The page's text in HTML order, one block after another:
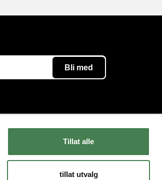
Tillat alle
tillat utvalg
Kundeservice